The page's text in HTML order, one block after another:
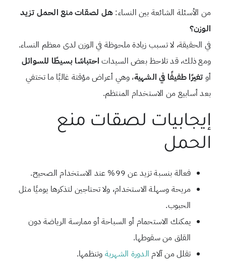
من الأسئلة الشائعة بين النساء: هل لصقات منع الحمل تزيد
الوزن؟
في الحقيقة، لا تسبب زيادة ملحوظة في الوزن لدى معظم النساء.
ومع ذلك، قد تلاحظ بعض السيدات احتباسًا بسيطًا للسوائل
أو تغيرًا طفيفًا في الشهية، وهي أعراض مؤقتة غالبًا ما تختفي
بعد أسابيع من الاستخدام المنتظم.
إيجابيات لصقات منع
الحمل
فعالة بنسبة تزيد عن 99% عند الاستخدام الصحيح.
مريحة وسهلة الاستخدام، ولا تحتاجين لتذكرها يوميًا مثل
الحبوب.
يمكنك الاستحمام أو السباحة أو ممارسة الرياضة دون
القلق من سقوطها.
تقلل من آلام الدورة الشهرية وتنظمها.